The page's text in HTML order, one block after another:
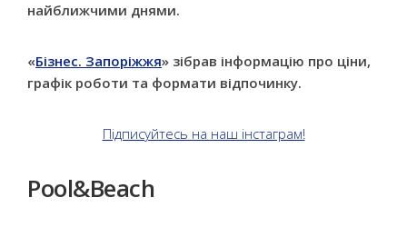
найближчими днями.
«Бізнес. Запоріжжя» зібрав інформацію про ціни,
графік роботи та формати відпочинку.
Підписуйтесь на наш інстаграм!
Pool&Beach